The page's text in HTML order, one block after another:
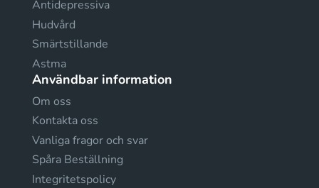
Antidepressiva
Hudvård
Smärtstillande
Astma
Användbar information
Om oss
Kontakta oss
Vanliga fragor och svar
Spåra Beställning
Integritetspolicy